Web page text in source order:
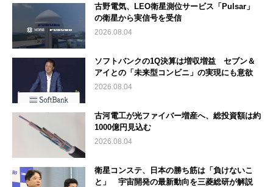
古野電気、LEO衛星測位サービス「Pulsar」
の衛星から実信号を受信
2026.08.04
ソフトバンクの1Q決算は増収増益 セブン＆
アイとの「未来型コンビニ」の実現にも意欲
2026.08.04
古河電工が光ファイバー増産へ、総投資額は約
1000億円見込む
2026.08.04
衛星コンステ、日本の勝ち筋は「負けないこ
と」 宇宙開発の最新動向を三菱総研が解説